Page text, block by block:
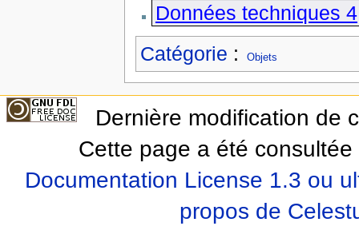
Données techniques 4
Catégorie : Objets
Dernière modification de
Cette page a été
Documentation License 1.3 ou
propos de